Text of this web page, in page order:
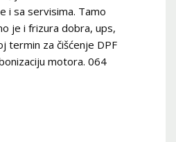
i sa servisima. Tamo
je i frizura dobra, ups,
termin za čišćenje DPF
motora. 064